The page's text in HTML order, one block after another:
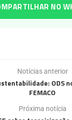
NO
Notícias anterior
ODS
FEMACO
Próxima notícia